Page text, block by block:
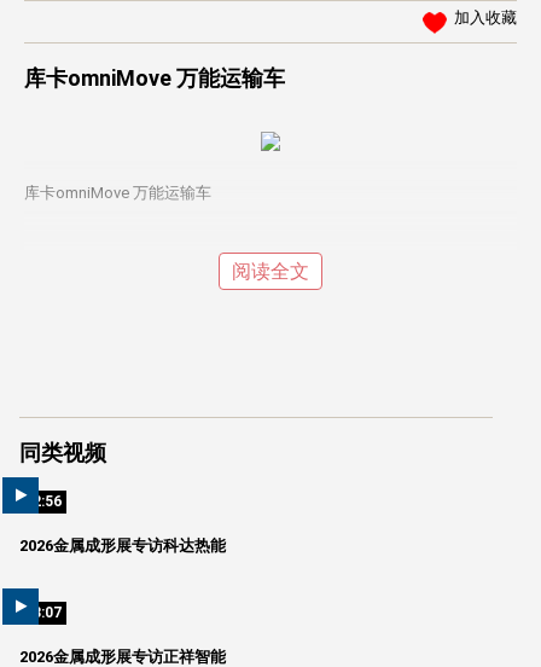
加入收藏
库卡omniMove 万能运输车
库卡omniMove 万能运输车
阅读全文
同类视频
02:56
2026金属成形展专访科达热能
03:07
2026金属成形展专访正祥智能